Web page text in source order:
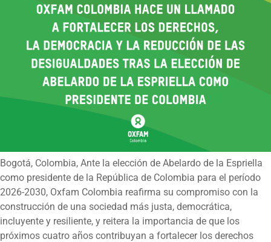
Bogotá, Colombia, Ante la elección de Abelardo de la Espriella
como presidente de la República de Colombia para el período
2026-2030, Oxfam Colombia reafirma su compromiso con la
construcción de una sociedad más justa, democrática,
incluyente y resiliente, y reitera la importancia de que los
próximos cuatro años contribuyan a fortalecer los derechos